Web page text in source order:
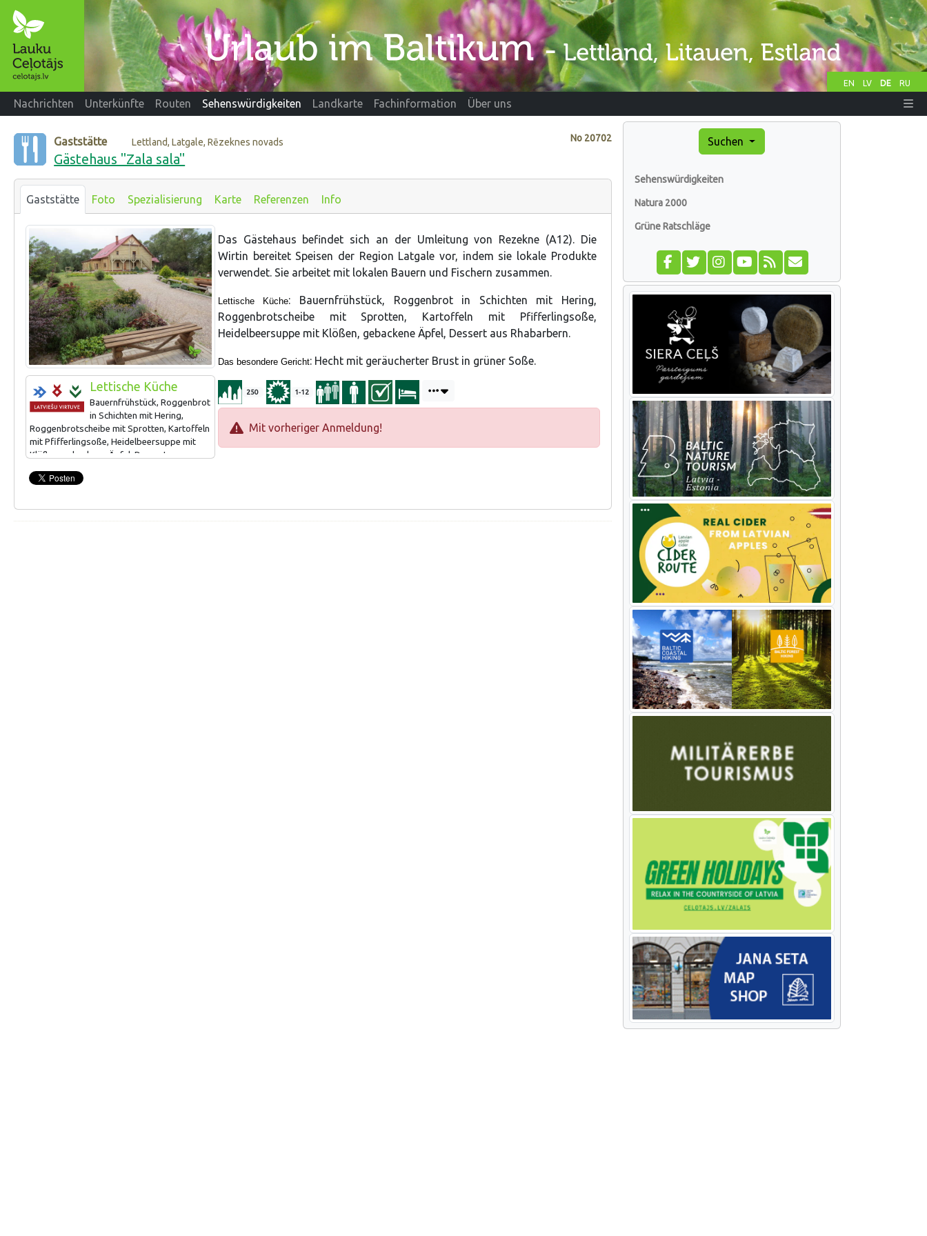
EN LV DE RU
Nachrichten Unterkünfte Routen Sehenswürdigkeiten Landkarte Fachinformation Über uns
No 20702
Gaststätte Lettland, Latgale, Rēzeknes novads
Gästehaus "Zala sala"
Gaststätte Foto Spezialisierung Karte Referenzen Info
Lettische Küche
Bauernfrühstück, Roggenbrot
in Schichten mit Hering,
Roggenbrotscheibe mit Sprotten, Kartoffeln
mit Pfifferlingsoße, Heidelbeersuppe mit
Klößen, gebackene Äpfel, Dessert aus
grüner Soße.
Das Gästehaus befindet sich an der Umleitung von Rezekne (A12). Die
Wirtin bereitet Speisen der Region Latgale vor, indem sie lokale Produkte
verwendet. Sie arbeitet mit lokalen Bauern und Fischern zusammen.
Lettische Küche: Bauernfrühstück, Roggenbrot in Schichten mit Hering,
Roggenbrotscheibe mit Sprotten, Kartoffeln mit Pfifferlingsoße,
Heidelbeersuppe mit Klößen, gebackene Äpfel, Dessert aus Rhabarbern.
Das besondere Gericht: Hecht mit geräucherter Brust in grüner Soße.
250 1-12
Mit vorheriger Anmeldung!
Suchen
Sehenswürdigkeiten
Natura 2000
Grüne Ratschläge